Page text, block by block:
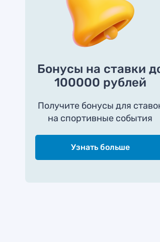
Бонусы на ставки
100000 рублей
Получите бонусы для
на спортивные события
Узнать больше